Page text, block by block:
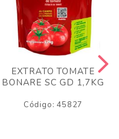
EXTRATO TOMATE
BONARE SC GD 1,7KG
Código: 45827